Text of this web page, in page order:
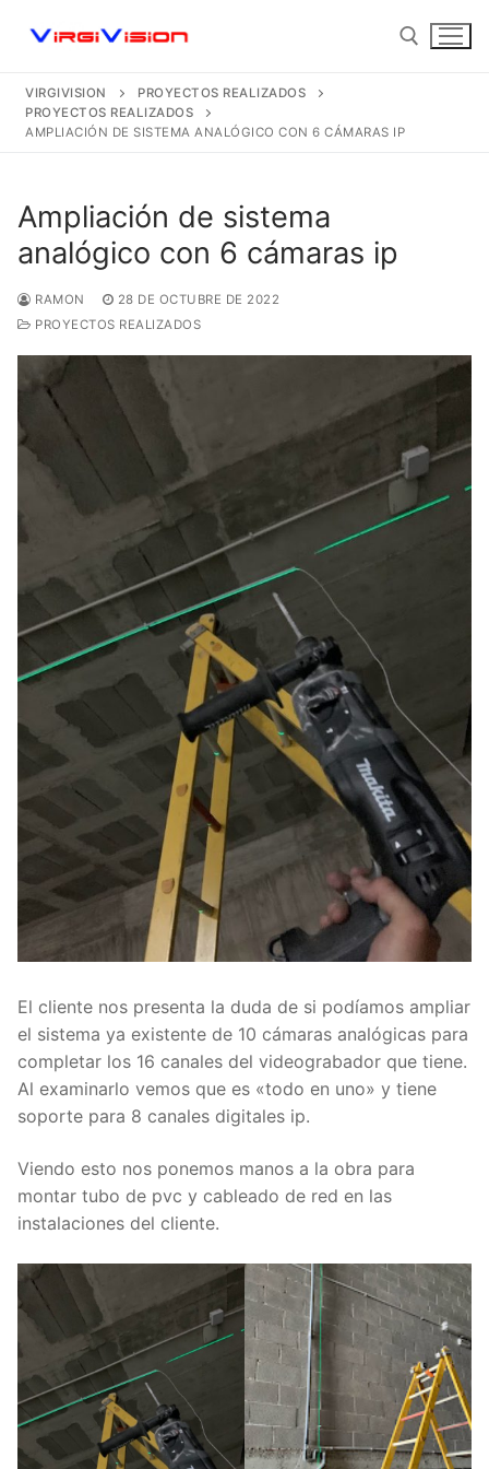
Buscar:
Buscar:
Proyectos Realizados
VIRGIVISION
PROYECTOS REALIZADOS
PROYECTOS REALIZADOS
AMPLIACIÓN DE SISTEMA ANALÓGICO CON 6 CÁMARAS IP
Ampliación de sistema
analógico con 6 cámaras ip
RAMON
28 DE OCTUBRE DE 2022
PROYECTOS REALIZADOS
El cliente nos presenta la duda de si podíamos ampliar
el sistema ya existente de 10 cámaras analógicas para
completar los 16 canales del videograbador que tiene.
Al examinarlo vemos que es «todo en uno» y tiene
soporte para 8 canales digitales ip.
Viendo esto nos ponemos manos a la obra para
montar tubo de pvc y cableado de red en las
instalaciones del cliente.